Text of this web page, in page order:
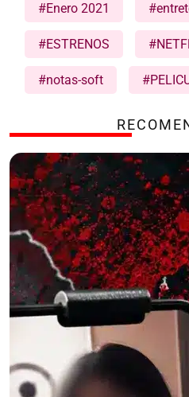
#Enero 2021
#ESTRENOS
#notas-soft